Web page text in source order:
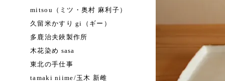
mitsou（ミツ・奥村 麻利子）
久留米かすり gi（ギー）
多鹿治夫鋏製作所
木花染め sasa
東北の手仕事
tamaki niime/玉木 新雌